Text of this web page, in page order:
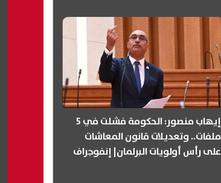
إيهاب منصور: الحكومة فشلت في 5
ملفات.. وتعديلات قانون المعاشات
على رأس أولويات البرلمان| إنفوجراف